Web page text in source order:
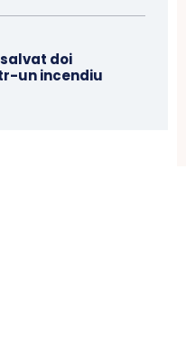
doi
un incendiu